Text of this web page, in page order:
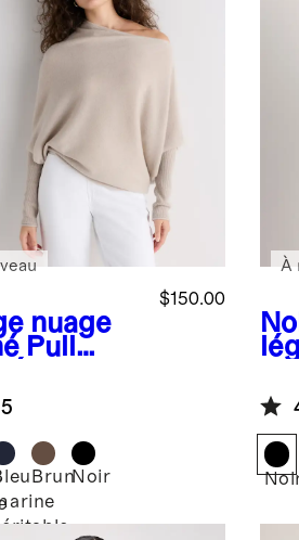
nuage
Pull
de
$150.00
BrunNoir
et
À